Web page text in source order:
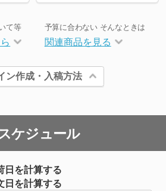
て等 予算に合わない そんなときは
関連商品を見る
ン作成・入稿方法
ケジュール
日を計算する
日を計算する